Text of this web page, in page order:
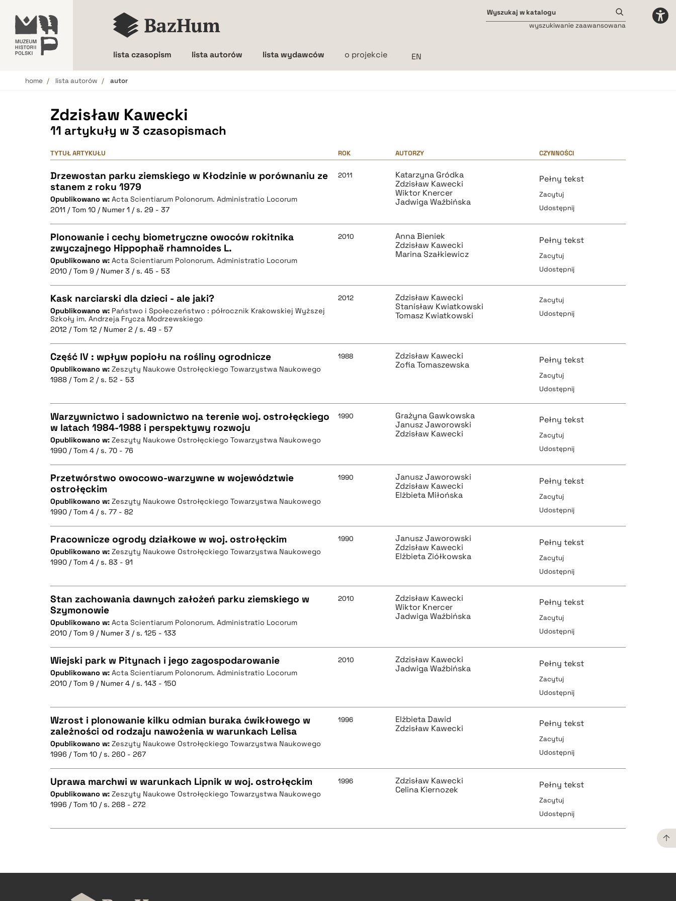
lista czasopism lista autorów lista wydawców o projekcie
wyszukiwanie zaawansowana
home lista autorów autor
Zdzisław Kawecki
11 artykuły w 3 czasopismach
TYTUŁ ARTYKUŁU ROK AUTORZY CZYNNOŚCI
Drzewostan parku ziemskiego w Kłodzinie w porównaniu ze
stanem z roku 1979
Opublikowano w: Acta Scientiarum Polonorum. Administratio Locorum
2011 / Tom 10 / Numer 1 / s. 29 - 37
2011
Katarzyna Gródka
Zdzisław Kawecki
Wiktor Knercer
Jadwiga Waźbińska
Pełny tekst
Zacytuj
Udostępnij
CZYSTY TEKST
pobierz cytat
BIBTEX
Plonowanie i cechy biometryczne owoców rokitnika
zwyczajnego Hippophaë rhamnoides L.
Opublikowano w: Acta Scientiarum Polonorum. Administratio Locorum
2010 / Tom 9 / Numer 3 / s. 45 - 53
2010
Anna Bieniek
Zdzisław Kawecki
Marina Szałkiewicz
Pełny tekst
Zacytuj
Udostępnij
CZYSTY TEKST
pobierz cytat
BIBTEX
Kask narciarski dla dzieci - ale jaki?
Opublikowano w: Państwo i Społeczeństwo : półrocznik Krakowskiej Wyższej
Szkoły im. Andrzeja Frycza Modrzewskiego
2012 / Tom 12 / Numer 2 / s. 49 - 57
2012
Zdzisław Kawecki
Stanisław Kwiatkowski
Tomasz Kwiatkowski
Zacytuj
Udostępnij
CZYSTY TEKST
pobierz cytat
BIBTEX
Część IV : wpływ popiołu na rośliny ogrodnicze
Opublikowano w: Zeszyty Naukowe Ostrołęckiego Towarzystwa Naukowego
1988 / Tom 2 / s. 52 - 53
1988
Zdzisław Kawecki
Zofia Tomaszewska
Pełny tekst
Zacytuj
Udostępnij
CZYSTY TEKST
pobierz cytat
BIBTEX
Warzywnictwo i sadownictwo na terenie woj. ostrołęckiego
w latach 1984-1988 i perspektywy rozwoju
Opublikowano w: Zeszyty Naukowe Ostrołęckiego Towarzystwa Naukowego
1990 / Tom 4 / s. 70 - 76
1990
Grażyna Gawkowska
Janusz Jaworowski
Zdzisław Kawecki
Pełny tekst
Zacytuj
Udostępnij
CZYSTY TEKST
pobierz cytat
BIBTEX
Przetwórstwo owocowo-warzywne w województwie
ostrołęckim
Opublikowano w: Zeszyty Naukowe Ostrołęckiego Towarzystwa Naukowego
1990 / Tom 4 / s. 77 - 82
1990
Janusz Jaworowski
Zdzisław Kawecki
Elżbieta Miłońska
Pełny tekst
Zacytuj
Udostępnij
CZYSTY TEKST
pobierz cytat
BIBTEX
Pracownicze ogrody działkowe w woj. ostrołęckim
Opublikowano w: Zeszyty Naukowe Ostrołęckiego Towarzystwa Naukowego
1990 / Tom 4 / s. 83 - 91
1990
Janusz Jaworowski
Zdzisław Kawecki
Elżbieta Ziółkowska
Pełny tekst
Zacytuj
Udostępnij
CZYSTY TEKST
pobierz cytat
BIBTEX
Stan zachowania dawnych założeń parku ziemskiego w
Szymonowie
Opublikowano w: Acta Scientiarum Polonorum. Administratio Locorum
2010 / Tom 9 / Numer 3 / s. 125 - 133
2010
Zdzisław Kawecki
Wiktor Knercer
Jadwiga Waźbińska
Pełny tekst
Zacytuj
Udostępnij
CZYSTY TEKST
pobierz cytat
BIBTEX
Wiejski park w Pitynach i jego zagospodarowanie
Opublikowano w: Acta Scientiarum Polonorum. Administratio Locorum
2010 / Tom 9 / Numer 4 / s. 143 - 150
2010
Zdzisław Kawecki
Jadwiga Waźbińska
Pełny tekst
Zacytuj
Udostępnij
CZYSTY TEKST
pobierz cytat
BIBTEX
Wzrost i plonowanie kilku odmian buraka ćwikłowego w
zależności od rodzaju nawożenia w warunkach Lelisa
Opublikowano w: Zeszyty Naukowe Ostrołęckiego Towarzystwa Naukowego
1996 / Tom 10 / s. 260 - 267
1996
Elżbieta Dawid
Zdzisław Kawecki
Pełny tekst
Zacytuj
Udostępnij
CZYSTY TEKST
pobierz cytat
Uprawa marchwi w warunkach Lipnik w woj. ostrołęckim
Opublikowano w: Zeszyty Naukowe Ostrołęckiego Towarzystwa Naukowego
1996 / Tom 10 / s. 268 - 272
1996
Zdzisław Kawecki
Celina Kiernozek
Pełny tekst
Zacytuj
Udostępnij